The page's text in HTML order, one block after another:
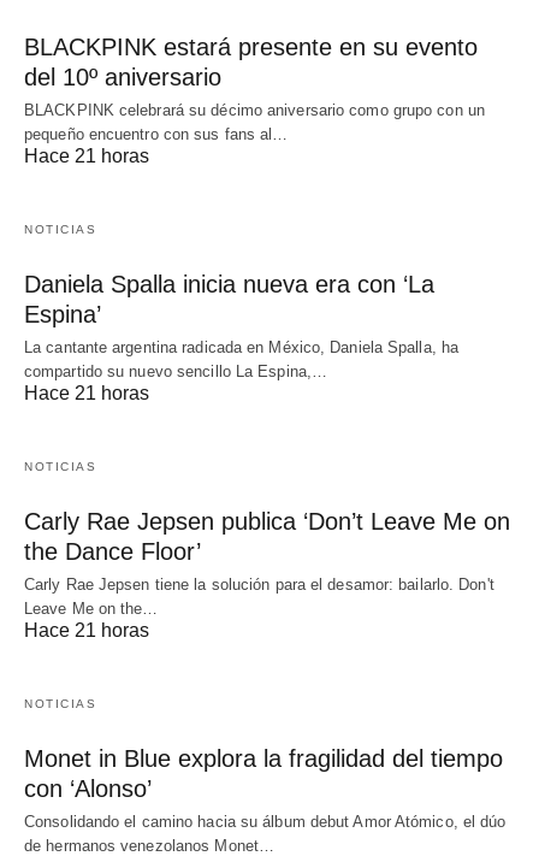
BLACKPINK estará presente en su evento
del 10º aniversario
BLACKPINK celebrará su décimo aniversario como grupo con un
pequeño encuentro con sus fans al…
Hace 21 horas
NOTICIAS
Daniela Spalla inicia nueva era con ‘La
Espina’
La cantante argentina radicada en México, Daniela Spalla, ha
compartido su nuevo sencillo La Espina,…
Hace 21 horas
NOTICIAS
Carly Rae Jepsen publica ‘Don’t Leave Me on
the Dance Floor’
Carly Rae Jepsen tiene la solución para el desamor: bailarlo. Don't
Leave Me on the…
Hace 21 horas
NOTICIAS
Monet in Blue explora la fragilidad del tiempo
con ‘Alonso’
Consolidando el camino hacia su álbum debut Amor Atómico, el dúo
de hermanos venezolanos Monet…